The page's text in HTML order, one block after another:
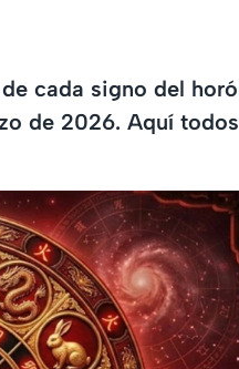
cada signo del
de 2026. Aquí